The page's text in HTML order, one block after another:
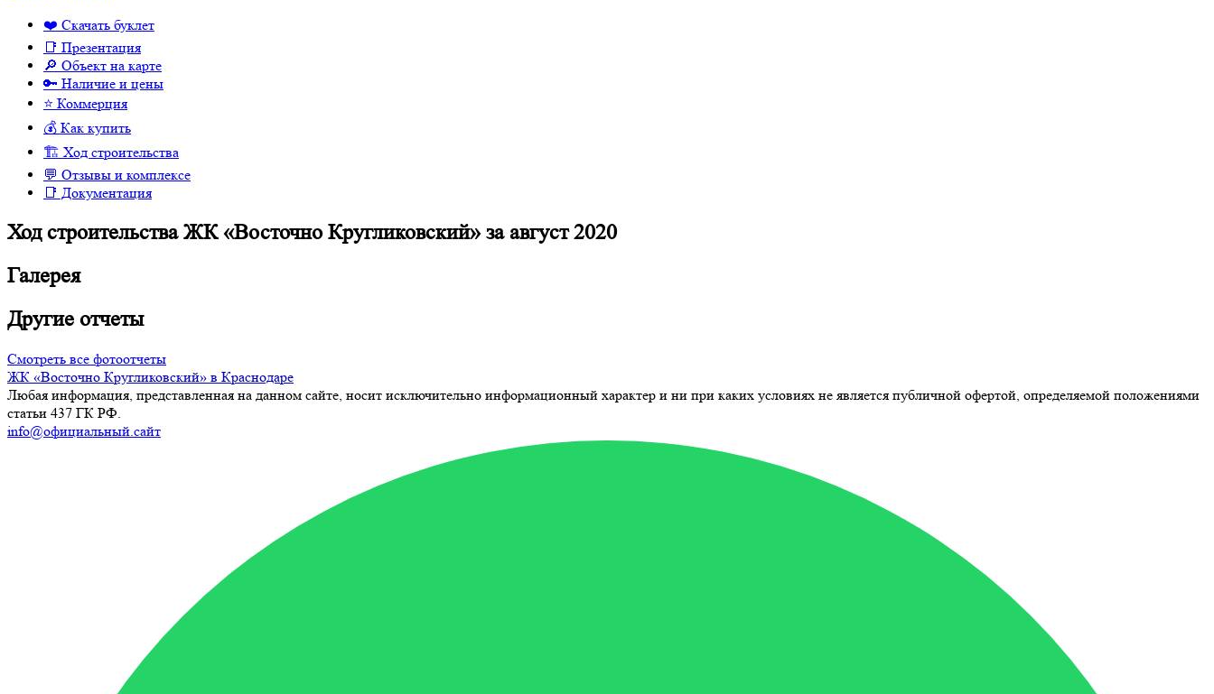
❤️ Скачать буклет
📑 Презентация
🔎 Объект на карте
🔑 Наличие и цены
⭐️ Коммерция
💰 Как купить
🏗 Ход строительства
💬 Отзывы и комплексе
📑 Документация
Ход строительства ЖК «Восточно Кругликовский» за август 2020
Галерея
Другие отчеты
Смотреть все фотоотчеты
ЖК «Восточно Кругликовский» в Краснодаре
Любая информация, представленная на данном сайте, носит исключительно информационный характер и ни при каких условиях не является публичной офертой, определяемой положениями
статьи 437 ГК РФ.
info@официальный.сайт